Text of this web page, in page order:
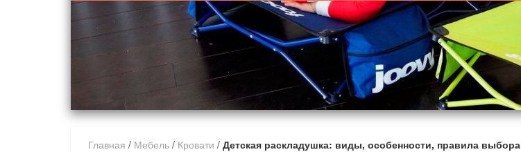
Главная / Мебель / Кровати / Детская раскладушка: виды, особенности, правила выбора